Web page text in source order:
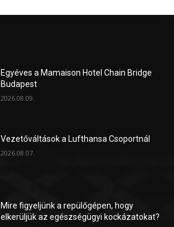
Egyéves a Mamaison Hotel Chain Bridge
Budapest
2026.08.09.
Vezetőváltások a Lufthansa Csoportnál
2026.08.07.
Mire figyeljünk a repülőgépen, hogy
elkerüljük az egészségügyi kockázatokat?